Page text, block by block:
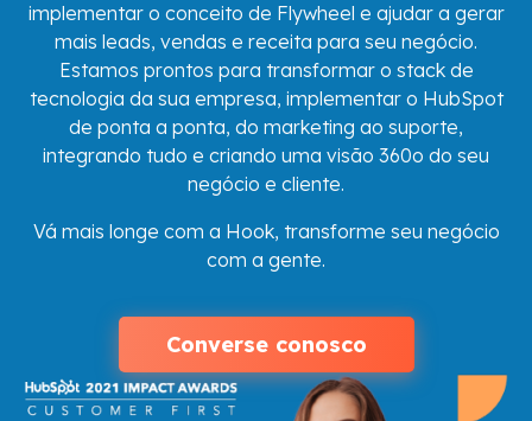
implementar o conceito de Flywheel e ajudar a gerar
mais leads, vendas e receita para seu negócio.
Estamos prontos para transformar o stack de
tecnologia da sua empresa, implementar o HubSpot
de ponta a ponta, do marketing ao suporte,
integrando tudo e criando uma visão 360o do seu
negócio e cliente.
Vá mais longe com a Hook, transforme seu negócio
com a gente.
Converse conosco